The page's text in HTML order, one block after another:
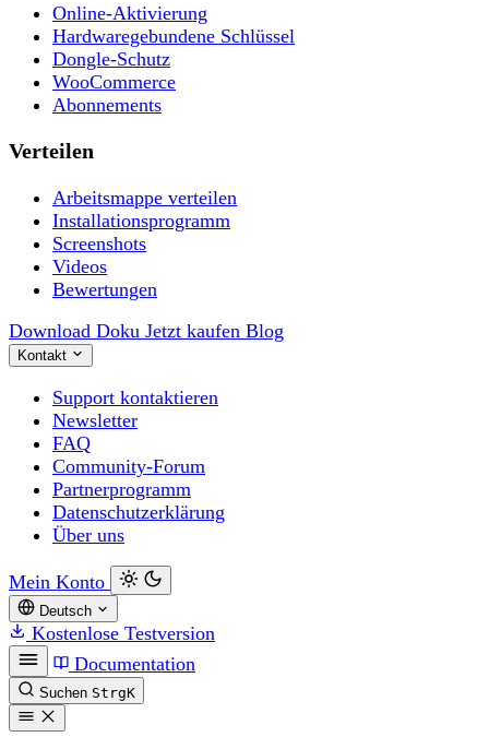
Online-Aktivierung
Hardwaregebundene Schlüssel
Dongle-Schutz
WooCommerce
Abonnements
Verteilen
Arbeitsmappe verteilen
Installationsprogramm
Screenshots
Videos
Bewertungen
Download Doku Jetzt kaufen Blog
Kontakt
Support kontaktieren
Newsletter
FAQ
Community-Forum
Partnerprogramm
Datenschutzerklärung
Über uns
Mein Konto
Deutsch
Kostenlose Testversion
Documentation
Suchen StrgK